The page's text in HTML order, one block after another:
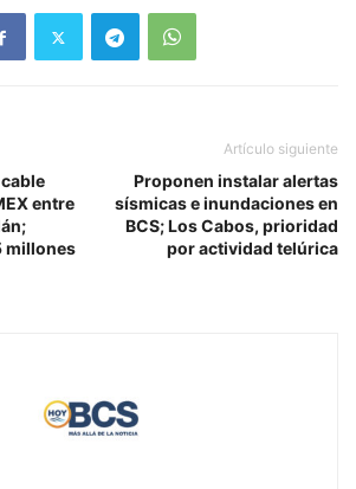
entre
millones
Artículo siguiente
Proponen instalar alertas
sísmicas e inundaciones en
BCS; Los Cabos, prioridad
por actividad telúrica